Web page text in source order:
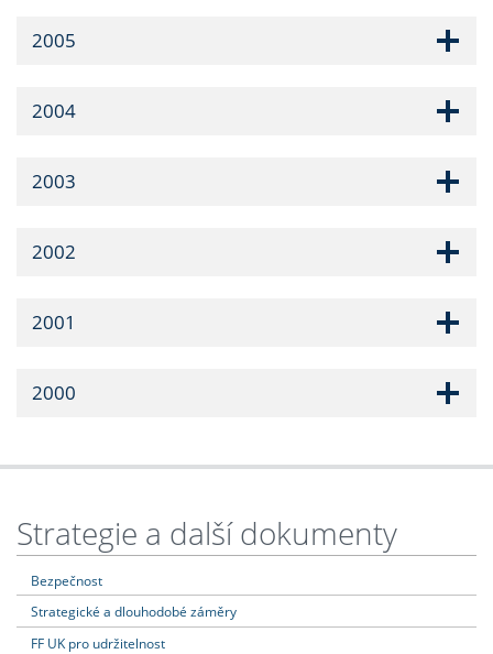
2005
2004
2003
2002
2001
2000
Strategie a další dokumenty
Bezpečnost
Strategické a dlouhodobé záměry
FF UK pro udržitelnost